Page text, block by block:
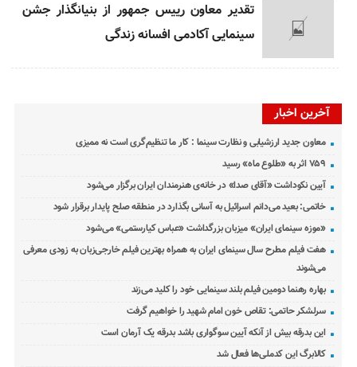
تقدیر معاون رییس جمهور از بنیانگذار جشن
سینمایی آکادمی افسانه زندگی
آخرین اخبار
معاون جدید ارزشیابی و نظارت سینما : کار ما تنظیم‌گری است نه ممیزی
۷۵۹ اثر به «طلوع ماه» رسید
آیین نکوداشت «آقای صدا» در خانه‌ی هنرمندان ایران برگزار می‌شود
خاتمی: بعید می‌دانم اسرائیل به آسانی بگذارد در منطقه صلح پایدار برقرار شود
«موزه سینمای ایران» میزبان بزرگداشت «عباس کیارستمی» می‌شود
هفت فیلم مطرح سال سینمای ایران به همراه بهترین فیلم خارجی‌زبان به زودی معرفی
می‌شوند
بهاره رهنما دومین فیلم بلند سینمایی خود را کلید می‌زند
سرلشکر حاتمی: تقاص خون امام شهید را خواهیم گرفت
این بدرقه بیش از آنکه آیین سوگواری باشد بدرقه یک آرمان است
کالابرگ این کدملی‌ها فعال شد